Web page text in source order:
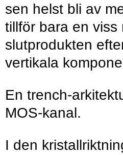
sen helst bli av
tillför bara en viss
slutprodukten
vertikala
En trench-
MOS-kanal.
I den